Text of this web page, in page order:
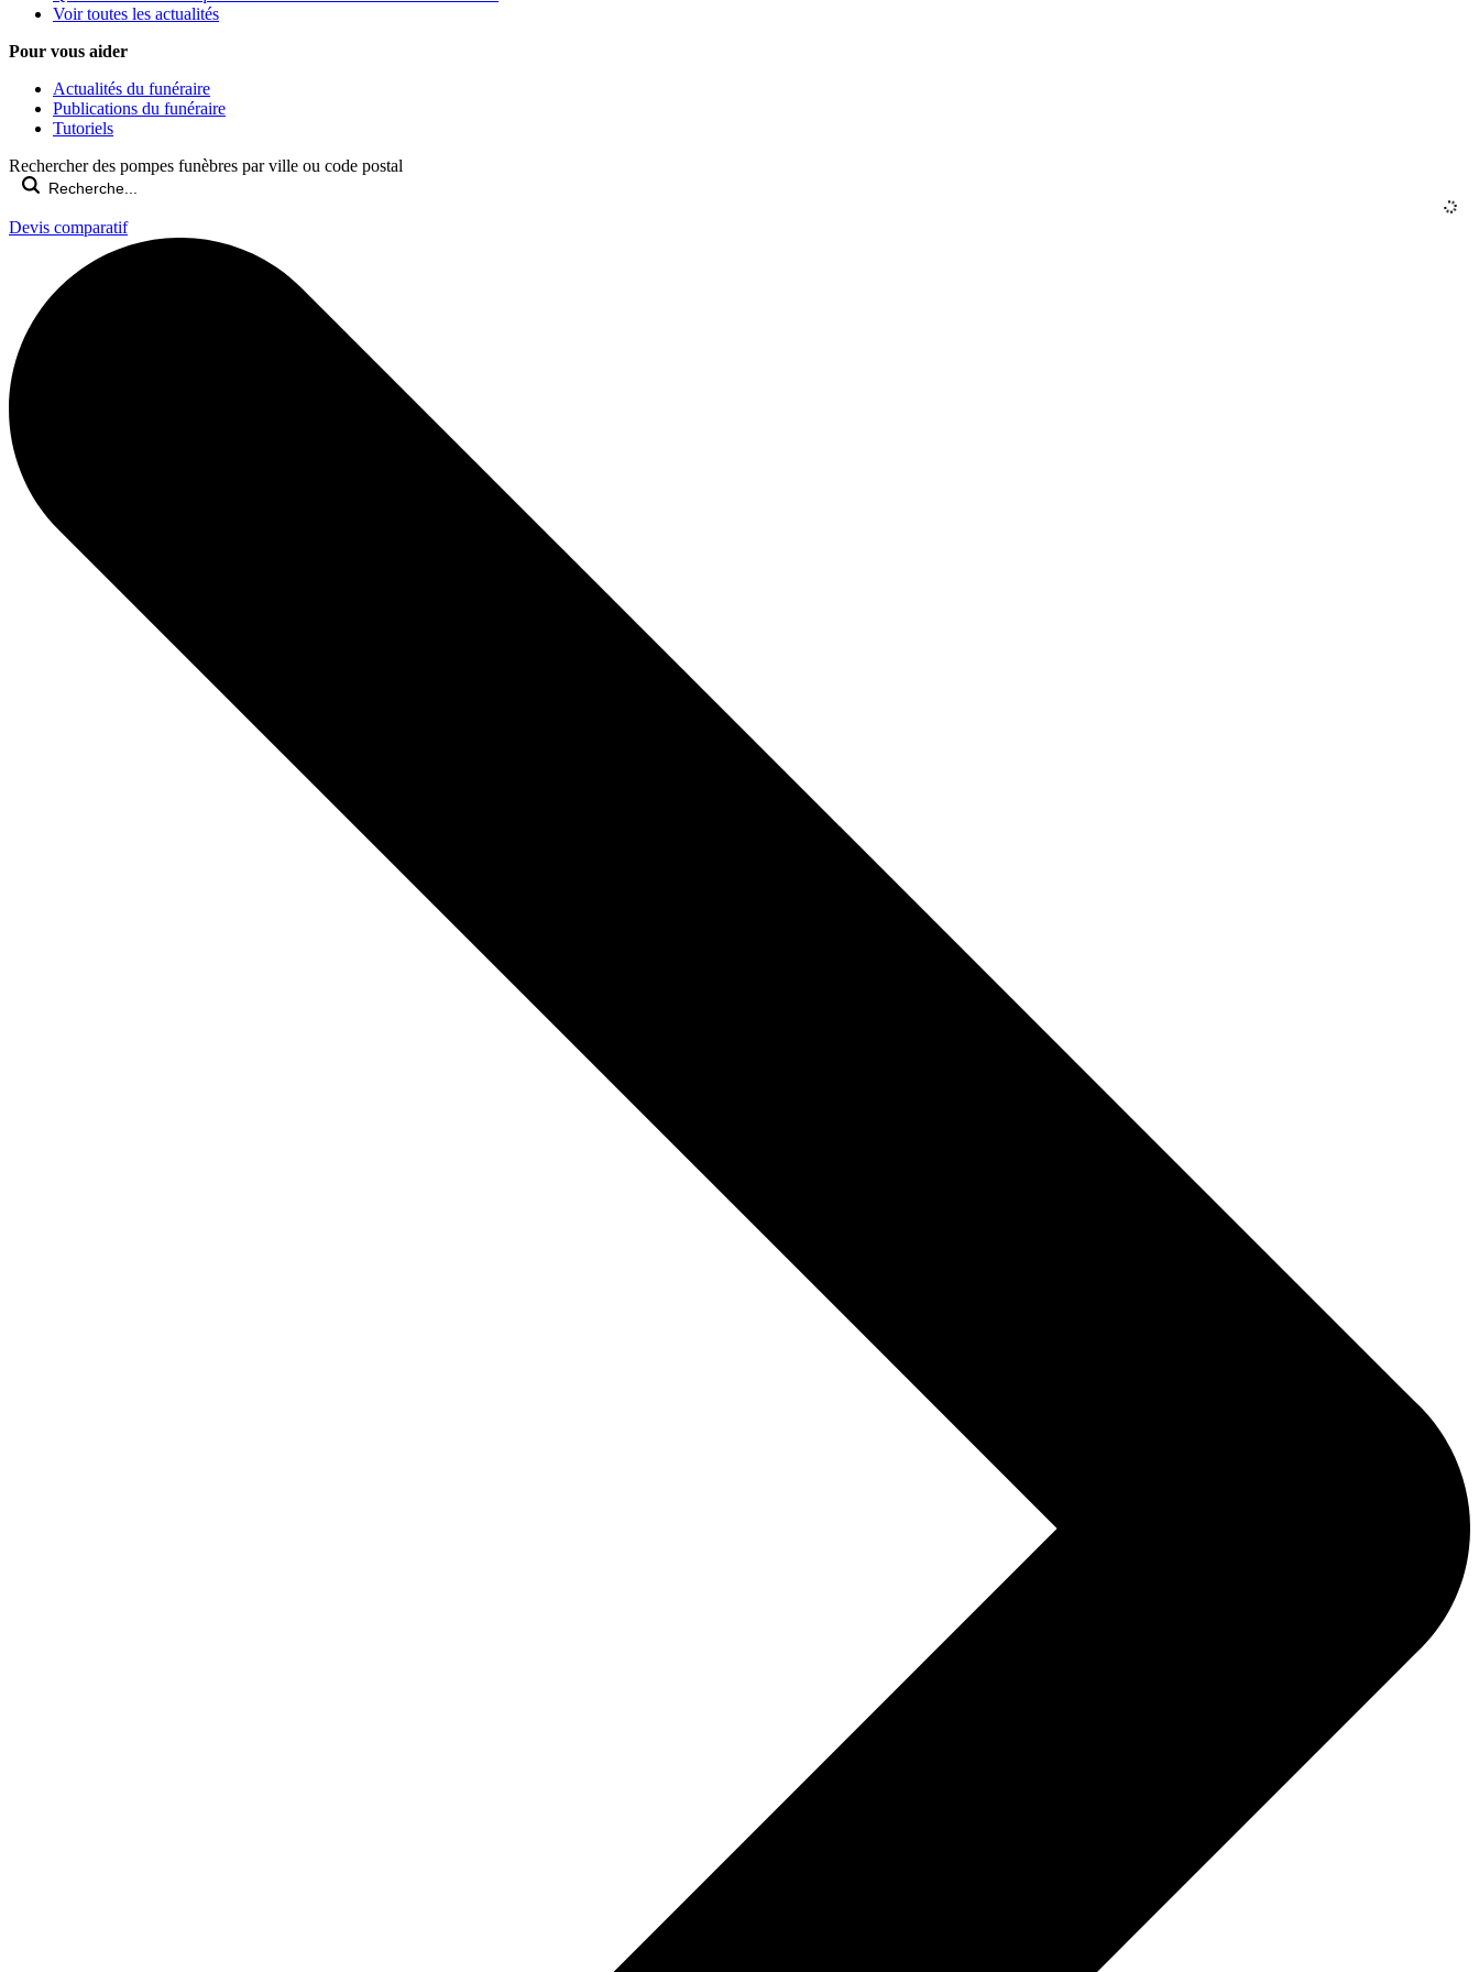
Voir toutes les actualités
Pour vous aider
Actualités du funéraire
Publications du funéraire
Tutoriels
Rechercher des pompes funèbres par ville ou code postal
Devis comparatif